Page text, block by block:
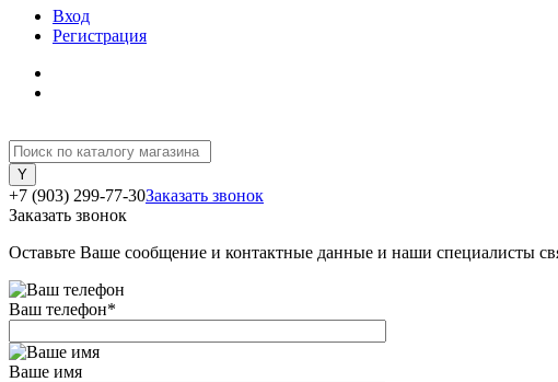
Вход
Регистрация
+7 (903) 299-77-30Заказать звонок
Заказать звонок
Оставьте Ваше сообщение и контактные данные и наши специалисты
Ваш телефон*
Ваше имя